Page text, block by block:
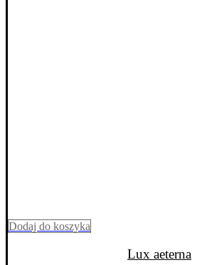
Dodaj do koszyka
Lux aeterna